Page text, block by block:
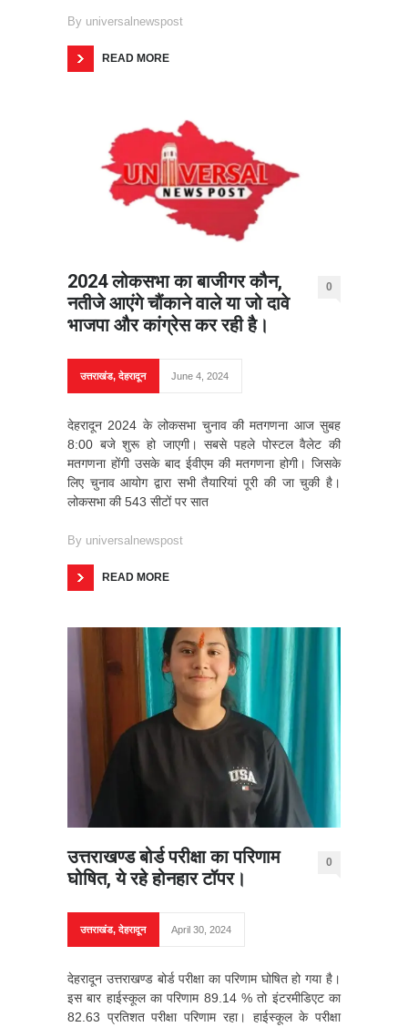
By universalnewspost
READ MORE
2024 लोकसभा का बाजीगर कौन,
नतीजे आएंगे चौंकाने वाले या जो दावे
भाजपा और कांग्रेस कर रही है।
0
उत्तराखंड,देहरादून June 4, 2024
देहरादून 2024 के लोकसभा चुनाव की मतगणना आज सुबह
8:00 बजे शुरू हो जाएगी। सबसे पहले पोस्टल वैलेट की
मतगणना होंगी उसके बाद ईवीएम की मतगणना होगी। जिसके
लिए चुनाव आयोग द्वारा सभी तैयारियां पूरी की जा चुकी है।
लोकसभा की 543 सीटों पर सात
By universalnewspost
READ MORE
उत्तराखण्ड बोर्ड परीक्षा का परिणाम
घोषित, ये रहे होनहार टॉपर।
0
उत्तराखंड,देहरादून April 30, 2024
देहरादून उत्तराखण्ड बोर्ड परीक्षा का परिणाम घोषित हो गया है।
इस बार हाईस्कूल का परिणाम 89.14 % तो इंटरमीडिएट का
82.63 प्रतिशत परीक्षा परिणाम रहा। हाईस्कूल के परीक्षा